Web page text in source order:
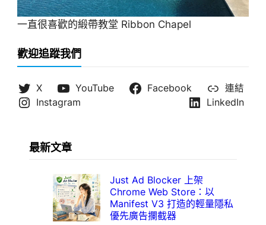
一直很喜歡的緞帶教堂 Ribbon Chapel
歡迎追蹤我們
X YouTube Facebook
連結
Instagram
LinkedIn
最新文章
Just Ad Blocker 上架
Chrome Web Store：以
Manifest V3 打造的輕量隱私
優先廣告攔截器